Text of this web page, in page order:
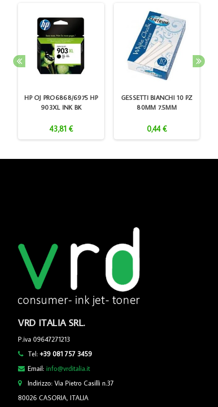
HP OJ PRO6868/6975 HP
903XL INK BK
43,81 €
GESSETTI BIANCHI 10 PZ
80MM 7.5MM
0,44 €
VRD ITALIA SRL.
P.iva 09647271213
Tel:+39 081 757 3459
Email:info@vrditalia.it
Indirizzo: Via Pietro Casilli n.37
80026 CASORIA, ITALIA